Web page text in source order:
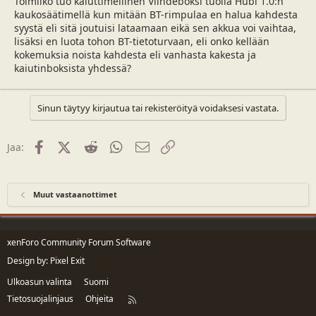
n
a
l
o
i
t
ä
m
ä
ä
r
kaukosäätimellä kun mitään BT-rimpulaa en halua kahdesta
syystä eli sitä joutuisi lataamaan eikä sen akkua voi vaihtaa,
lisäksi en luota tohon BT-tietoturvaan, eli onko kellään
kokemuksia noista kahdesta eli vanhasta kakesta ja
kaiutinboksista yhdessä?
Sinun täytyy kirjautua tai rekisteröityä voidaksesi vastata.
Jaa: FacebookX (Twitter)
Reddit WhatsAppSähköposti
Muut vastaanottimet
xenForo Community Forum Software
Design by: Pixel Exit
Ulkoasun valinta
Suomi
Tietosuojalinjaus
Ohjeita
R